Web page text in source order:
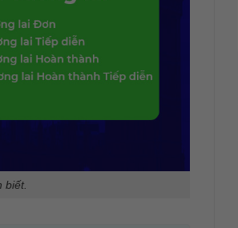
biết.